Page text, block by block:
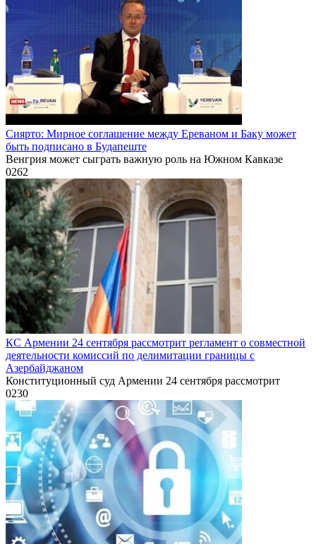
Сиярто: Мирное соглашение между Ереваном и Баку может
быть подписано в Будапеште
Венгрия может сыграть важную роль на Южном Кавказе
0262
КС Армении 24 сентября рассмотрит регламент о совместной
деятельности комиссий по делимитации границы с
Азербайджаном
Конституционный суд Армении 24 сентября рассмотрит
0230